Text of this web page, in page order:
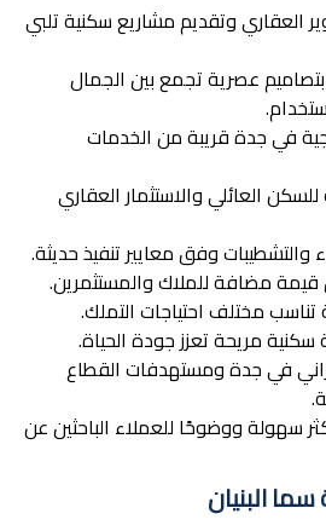
العقاري وتقديم مشاريع سكنية تلبي
عصرية تجمع بين الجمال
في جدة قريبة من الخدمات
العائلي والاستثمار العقاري
والتشطيبات وفق معايير تنفيذ حديثة.
مضافة للملاك والمستثمرين.
مختلف احتياجات التملك.
سكنية مريحة تعزز جودة الحياة.
في جدة ومستهدفات القطاع
سهولة ووضوحًا للعملاء الباحثين عن
البنيان